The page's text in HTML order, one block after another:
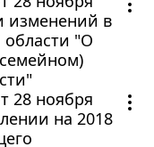
изменений в
области "О
28 ноября
на 2018